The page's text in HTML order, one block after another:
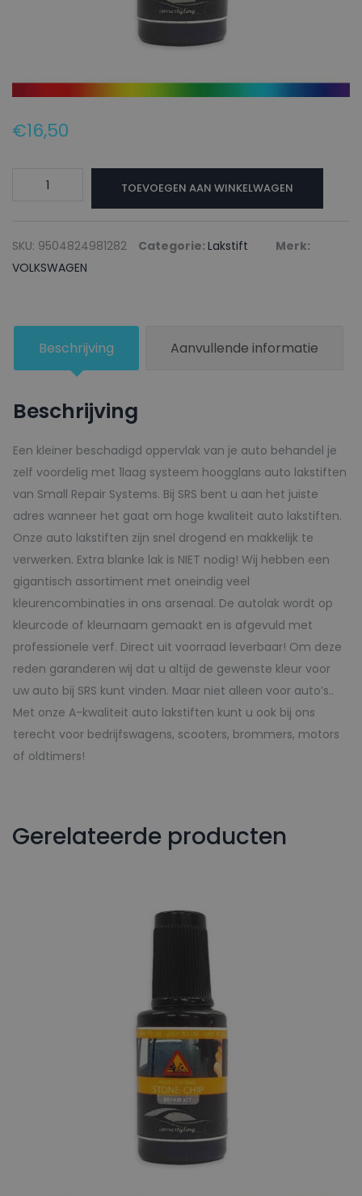
€16,50
VOLKSWAGEN
FRAMBOISEROT
-
TOEVOEGEN AAN WINKELWAGEN
SKU: 9504824981282 Categorie: Lakstift
Merk:
VOLKSWAGEN
Beschrijving Aanvullende informatie
Beschrijving
Een kleiner beschadigd oppervlak van je auto behandel je
zelf voordelig met 1laag systeem hoogglans auto lakstiften
van Small Repair Systems. Bij SRS bent u aan het juiste
adres wanneer het gaat om hoge kwaliteit auto lakstiften.
Onze auto lakstiften zijn snel drogend en makkelijk te
verwerken. Extra blanke lak is NIET nodig! Wij hebben een
gigantisch assortiment met oneindig veel
kleurencombinaties in ons arsenaal. De autolak wordt op
kleurcode of kleurnaam gemaakt en is afgevuld met
professionele verf. Direct uit voorraad leverbaar! Om deze
reden garanderen wij dat u altijd de gewenste kleur voor
uw auto bij SRS kunt vinden. Maar niet alleen voor auto’s..
Met onze A-kwaliteit auto lakstiften kunt u ook bij ons
terecht voor bedrijfswagens, scooters, brommers, motors
of oldtimers!
Gerelateerde producten